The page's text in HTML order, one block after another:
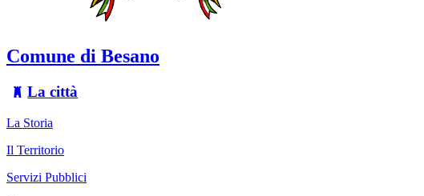
Comune di Besano
La città
La Storia
Il Territorio
Servizi Pubblici